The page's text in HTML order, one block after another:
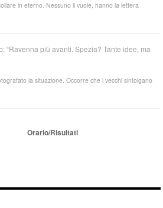
in eterno. Nessuno li vuole, hanno la lettera
“Ravenna più avanti. Spezia? Tante idee, ma
la situazione. Occorre che i vecchi sintolgano
Orario/Risultati